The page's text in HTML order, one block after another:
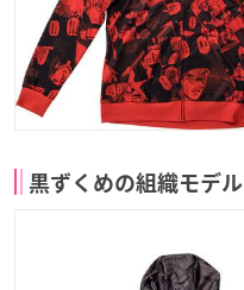
黒ずくめの組織モデル